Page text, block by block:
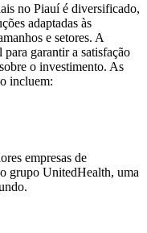
no Piauí é diversificado,
adaptadas às
e setores. A
garantir a satisfação
o investimento. As
incluem:
empresas de
grupo UnitedHealth, uma